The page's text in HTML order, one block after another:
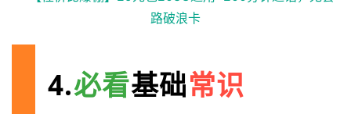
4.必看基础常识